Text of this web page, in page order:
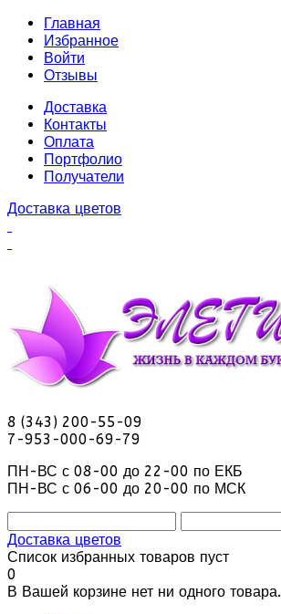
Главная
Избранное
Войти
Отзывы
Доставка
Контакты
Оплата
Портфолио
Получатели
Доставка цветов
8 (343) 200-55-09
7-953-000-69-79
ПН-ВС с 08-00 до 22-00 по ЕКБ
ПН-ВС с 06-00 до 20-00 по МСК
Доставка цветов
Список избранных товаров пуст
0
В Вашей корзине нет ни одного товара.